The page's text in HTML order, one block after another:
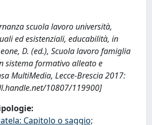
scuola lavoro università,
ed esistenziali, educabilità, in
D. (ed.), Scuola lavoro famiglia
sistema formativo alleato e
MultiMedia, Lecce-Brescia 2017:
10807/119900]
Capitolo o saggio;